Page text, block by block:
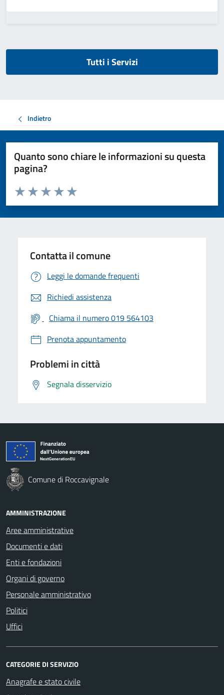
Tutti i Servizi
Indietro
Quanto sono chiare le informazioni su questa
pagina?
Valuta da 1 a 5 stelle la pagina
Valuta 5 stelle su 5
Valuta 4 stelle su 5
Valuta 3 stelle su 5
Valuta 2 stelle su 5
Valuta 1 stelle su 5
Contatta il comune
Leggi le domande frequenti
Richiedi assistenza
Chiama il numero 019 564103
Prenota appuntamento
Problemi in città
Segnala disservizio
Comune di Roccavignale
AMMINISTRAZIONE
Aree amministrative
Documenti e dati
Enti e fondazioni
Organi di governo
Personale amministrativo
Politici
Uffici
CATEGORIE DI SERVIZIO
Anagrafe e stato civile